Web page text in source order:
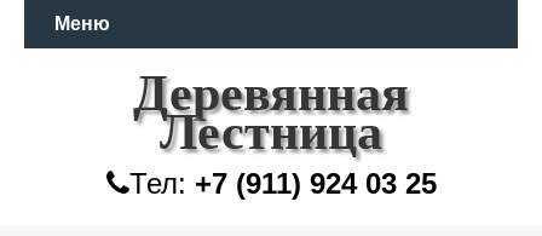
Меню
Деревянная
Лестница
Тел: +7 (911) 924 03 25